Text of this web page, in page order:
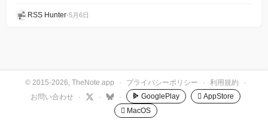
RSS Hunter•5月6日
© 2015-2026, TheNote.app · プライバシーポリシー · 利用規約
·
お問い合わせ
· · · GooglePlay
 AppStore
 MacOS